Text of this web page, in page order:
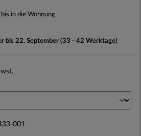
in die Wohnung
bis 22. September (33 - 42 Werktage)
001